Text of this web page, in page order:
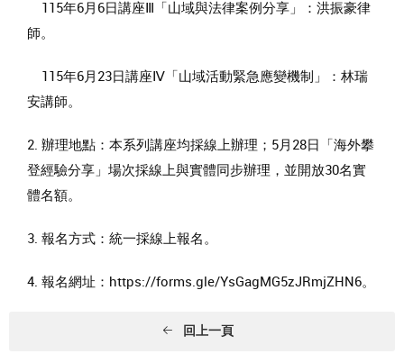
115年6月6日講座Ⅲ「山域與法律案例分享」：洪振豪律
師。
115年6月23日講座Ⅳ「山域活動緊急應變機制」：林瑞
安講師。
2. 辦理地點：本系列講座均採線上辦理；5月28日「海外攀
登經驗分享」場次採線上與實體同步辦理，並開放30名實
體名額。
3. 報名方式：統一採線上報名。
4. 報名網址：https://forms.gle/YsGagMG5zJRmjZHN6。
回上一頁